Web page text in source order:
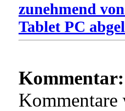
zunehmend
Tablet PC
Kommentar: